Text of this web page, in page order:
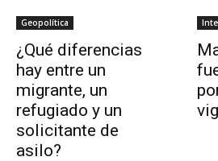
Geopolítica
¿Qué diferencias
hay entre un
migrante, un
refugiado y un
solicitante de
asilo?